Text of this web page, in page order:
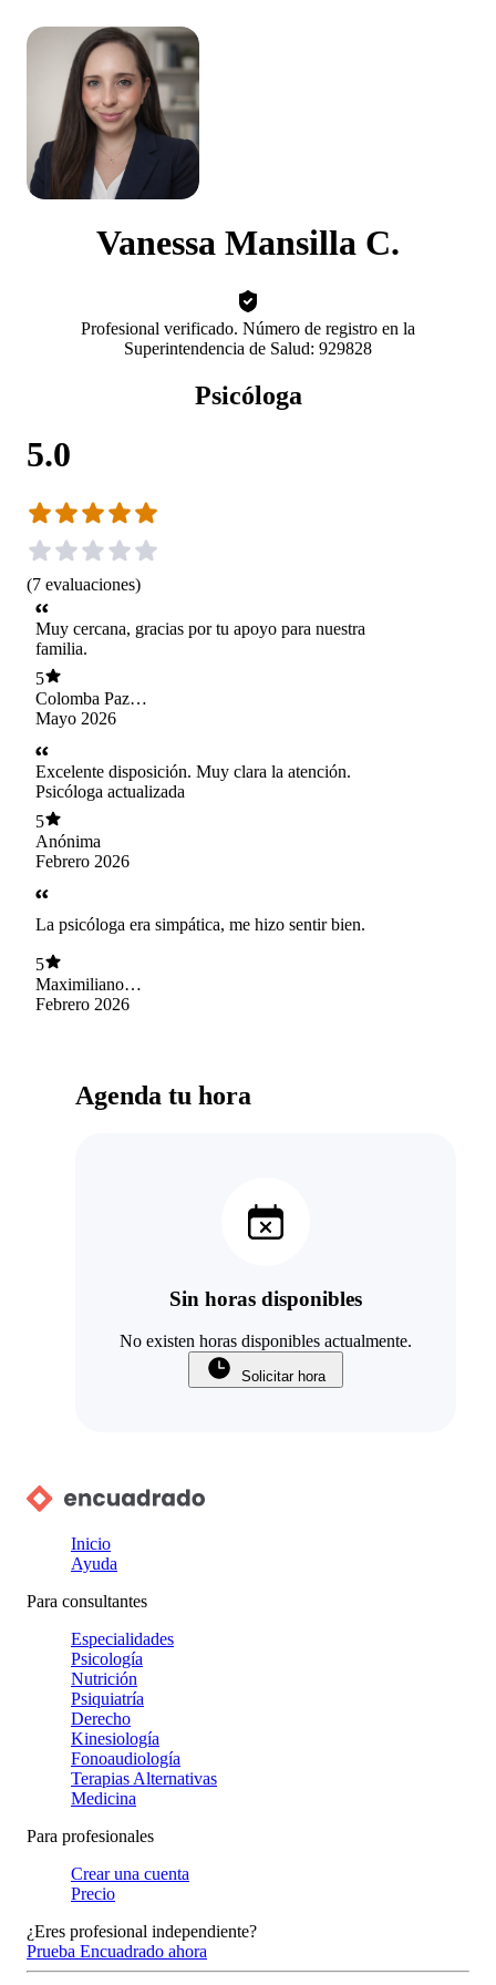
Vanessa Mansilla C.
Profesional verificado. Número de registro en la
Superintendencia de Salud: 929828
Psicóloga
5.0
(7 evaluaciones)
Muy cercana, gracias por tu apoyo para nuestra
familia.
5
Colomba Paz
Broughton Rojas
Mayo 2026
Excelente disposición. Muy clara la atención.
Psicóloga actualizada
5
Anónima
Febrero 2026
La psicóloga era simpática, me hizo sentir bien.
5
Maximiliano
Francisco Carvajal
Febrero 2026
Agenda tu hora
Sin horas disponibles
No existen horas disponibles actualmente.
Solicitar hora
Inicio
Ayuda
Para consultantes
Especialidades
Psicología
Nutrición
Psiquiatría
Derecho
Kinesiología
Fonoaudiología
Terapias Alternativas
Medicina
Para profesionales
Crear una cuenta
Precio
¿Eres profesional independiente?
Prueba Encuadrado ahora